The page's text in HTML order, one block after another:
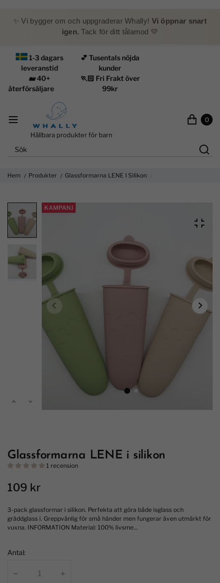
✨ Vi bygger om och uppgraderar Whally! Vi öppnar snart
igen. Tack för ditt tålamod 💛
1-3 dagars
leveranstid
🐋 40+
återförsäljare
💕 Tusentals nöjda
kunder
🏃🏻 Fri Frakt över
99kr
Hållbara produkter för barn
0
Hem Produkter Glassformarna LENE I Silikon
KAMPANJ
Glassformarna LENE i silikon
1 recension
109 kr
3-pack glassformar i silikon. Perfekta att göra både isglass och
gräddglass i. Greppvänlig för små händer men fungerar även utmärkt för
vuxna. INFORMATION Material: 100% livsme...
Antal: